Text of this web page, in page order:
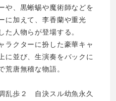
や、黒蜥蜴や魔術師などを
に加えて、李香蘭や重光
た人物らが登場する。
ラクターに扮した豪華キャ
に並び、生演奏をバックに
荒唐無稽な物語。
乱歩２ 自決スル幼魚永久